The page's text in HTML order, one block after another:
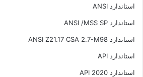
استاندارد ANSI
استاندارد ANSI /MSS SP
استاندارد ANSI Z21.17 CSA 2.7-M98
استاندارد API
استاندارد API 2020